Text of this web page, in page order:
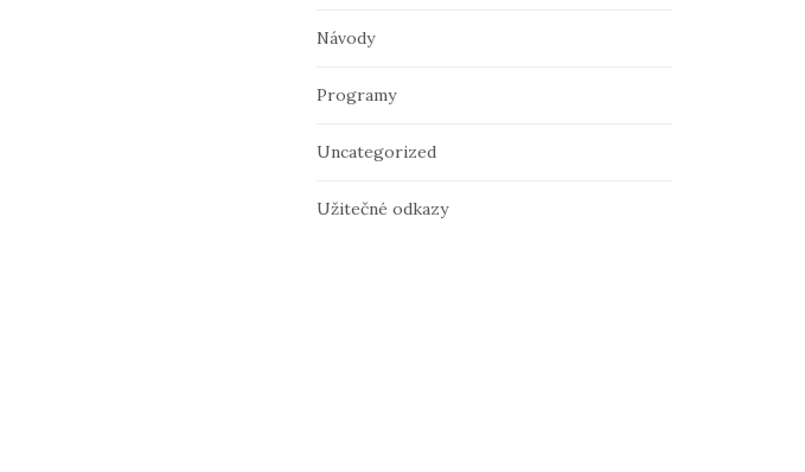
Návody
Programy
Uncategorized
Užitečné odkazy